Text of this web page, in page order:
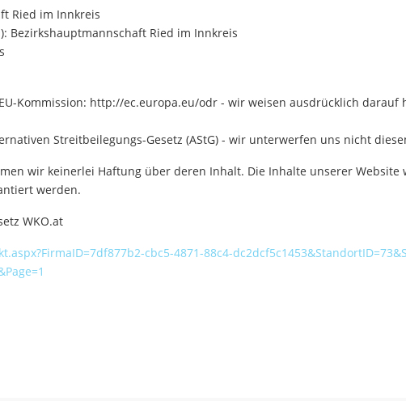
Ried im Innkreis
Bezirkshauptmannschaft Ried im Innkreis
Kommission: http://ec.europa.eu/odr - wir weisen ausdrücklich
Streitbeilegungs-Gesetz (AStG) - wir unterwerfen uns nicht
wir keinerlei Haftung über deren Inhalt. Die Inhalte unserer
werden.
WKO.at
cbc5-4871-88c4-